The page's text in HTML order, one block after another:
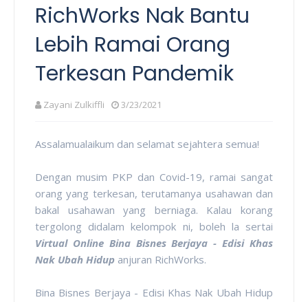
RichWorks Nak Bantu
Lebih Ramai Orang
Terkesan Pandemik
Zayani Zulkiffli 3/23/2021
Assalamualaikum dan selamat sejahtera semua!
Dengan musim PKP dan Covid-19, ramai sangat
orang yang terkesan, terutamanya usahawan dan
bakal usahawan yang berniaga. Kalau korang
tergolong didalam kelompok ni, boleh la sertai
Virtual Online Bina Bisnes Berjaya - Edisi Khas
Nak Ubah Hidup anjuran RichWorks.
Bina Bisnes Berjaya - Edisi Khas Nak Ubah Hidup